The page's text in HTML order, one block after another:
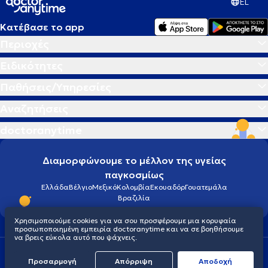
Κατέβασε το app
Διαμορφώνουμε το μέλλον της υγείας
παγκοσμίως
ΕλλάδαΒέλγιοΜεξικόΚολομβίαΕκουαδόρΓουατεμάλα
Βραζιλία
Πολιτική προστασίας προσωπικού απορρήτου
© 2026 doctoranytime
Χρησιμοποιούμε cookies για να σου προσφέρουμε μια κορυφαία
προσωποποιημένη εμπειρία doctoranytime και να σε βοηθήσουμε
να βρεις εύκολα αυτό που ψάχνεις.
Προσαρμογή Απόρριψη Aποδοχή